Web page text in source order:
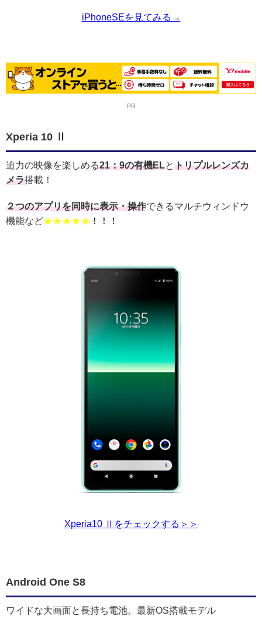
iPhoneSEを見てみる→
PR
Xperia 10 Ⅱ
迫力の映像を楽しめる21：9の有機ELとトリプルレンズカ
メラ搭載！
２つのアプリを同時に表示・操作できるマルチウィンドウ
機能など★★★★★ ！！！
Xperia10 Ⅱをチェックする＞＞
Android One S8
ワイドな大画面と長持ち電池。最新OS搭載モデル